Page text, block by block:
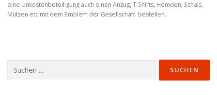
eine Unkostenbeteiligung auch einen Anzug, T-Shirts, Hemden, Schals,
Mützen etc mit dem Emblem der Gesellschaft bestellen.
nach: